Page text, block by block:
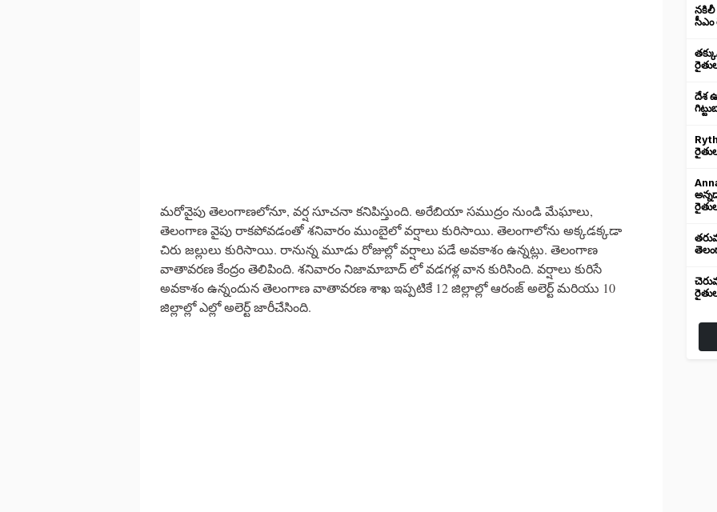
మరోవైపు తెలంగాణలోనూ, వర్ష సూచనా కనిపిస్తుంది. అరేబియా సముద్రం నుండి మేఘాలు,
తెలంగాణ వైపు రాకపోవడంతో శనివారం ముంబైలో వర్షాలు కురిసాయి. తెలంగాలోను అక్కడక్కడా
చిరు జల్లులు కురిసాయి. రానున్న మూడు రోజుల్లో వర్షాలు పడే అవకాశం ఉన్నట్లు. తెలంగాణ
వాతావరణ కేంద్రం తెలిపింది. శనివారం నిజామాబాద్ లో వడగళ్ల వాన కురిసింది. వర్షాలు కురిసే
అవకాశం ఉన్నందున తెలంగాణ వాతావరణ శాఖ ఇప్పటికే 12 జిల్లాల్లో ఆరంజ్ అలెర్ట్ మరియు 10
జిల్లాల్లో ఎల్లో అలెర్ట్ జారీచేసింది.
నకిలీ
సీఎం
దేశ